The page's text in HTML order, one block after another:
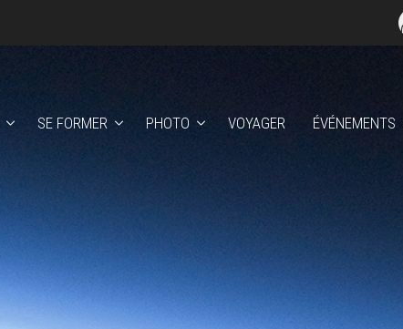
SE FORMER PHOTO VOYAGER ÉVÉNEMENTS